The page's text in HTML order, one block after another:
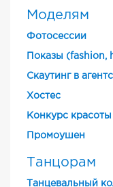
Моделям
Фотосессии
Показы (fashion,
Скаутинг в
Хостес
Конкурс красоты
Промоушен
Танцорам
Танцевальный